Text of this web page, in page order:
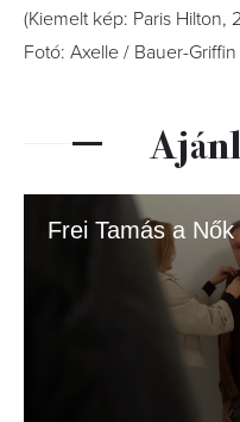
(Kiemelt kép: Paris Hilton,
Fotó: Axelle / Bauer-
Frei Tamás a